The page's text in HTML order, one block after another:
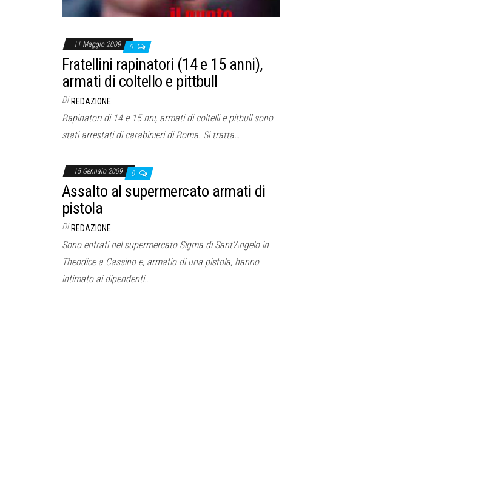
11 Maggio 2009 0
Fratellini rapinatori (14 e 15 anni),
armati di coltello e pittbull
Di REDAZIONE
Rapinatori di 14 e 15 nni, armati di coltelli e pitbull sono
stati arrestati di carabinieri di Roma. Si tratta…
15 Gennaio 2009 0
Assalto al supermercato armati di
pistola
Di REDAZIONE
Sono entrati nel supermercato Sigma di Sant’Angelo in
Theodice a Cassino e, armatio di una pistola, hanno
intimato ai dipendenti…